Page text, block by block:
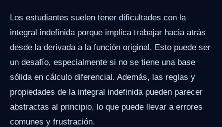
Los estudiantes suelen tener dificultades con la
integral indefinida porque implica trabajar hacia atrás
desde la derivada a la función original. Esto puede ser
un desafío, especialmente si no se tiene una base
sólida en cálculo diferencial. Además, las reglas y
propiedades de la integral indefinida pueden parecer
abstractas al principio, lo que puede llevar a errores
comunes y frustración.